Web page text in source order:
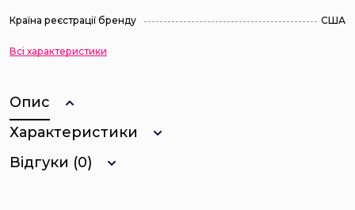
Країна реєстрації бренду США
Всі характеристики
Опис
Характеристики
Відгуки (0)